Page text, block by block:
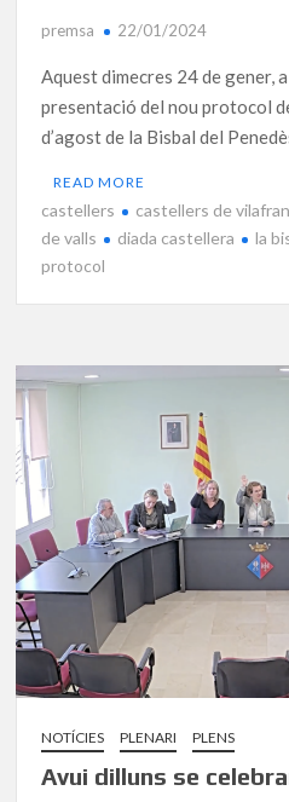
premsa 22/01/2024
Aquest dimecres 24 de gener,
presentació del nou protocol
d’agost de la Bisbal del
READ MORE
castellers castellers de
de valls
diada castellera
la
protocol
NOTÍCIES PLENARI PLENS
Avui dilluns se